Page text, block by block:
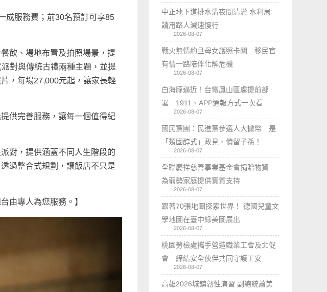
成服務費；前30名預訂可享85
飲、場地布置及拍照場景，提
對與傳統古禮兩種主題，並提
，每場27,000元起，讓家長輕
供完善服務，讓每一個值得紀
對，提供涵蓋不同人生階段的
過整合式規劃，讓飯店不只是
由專人為您服務。】
中正地下道排水溝夜間清淤 水利局:
請用路人減速慢行
2026-08-07
戰火無情約旦母女護照卡關 移民官
有情一路陪伴化解危機
2026-08-07
白海豚逼近！台電鳳山區處提前部
署 1911、APP通報方式一次看
2026-08-07
國民黨團：民進黨參選人大撒幣 是
「類固醇式」政見、債留子孫！
2026-08-07
全聯慶祥慈善事業基金會捐贈物資
為弱勢家庭提供實質支持
2026-08-07
跟著70張地圖探索世界！ 德國兒童文
學地圖在臺中綠美圖展出
2026-08-07
桃園勞檢處攜手營造職業工會及北促
會 締結安全伙伴共同守護工安
2026-08-07
高雄2026城鎮韌性演習 副總統蕭美